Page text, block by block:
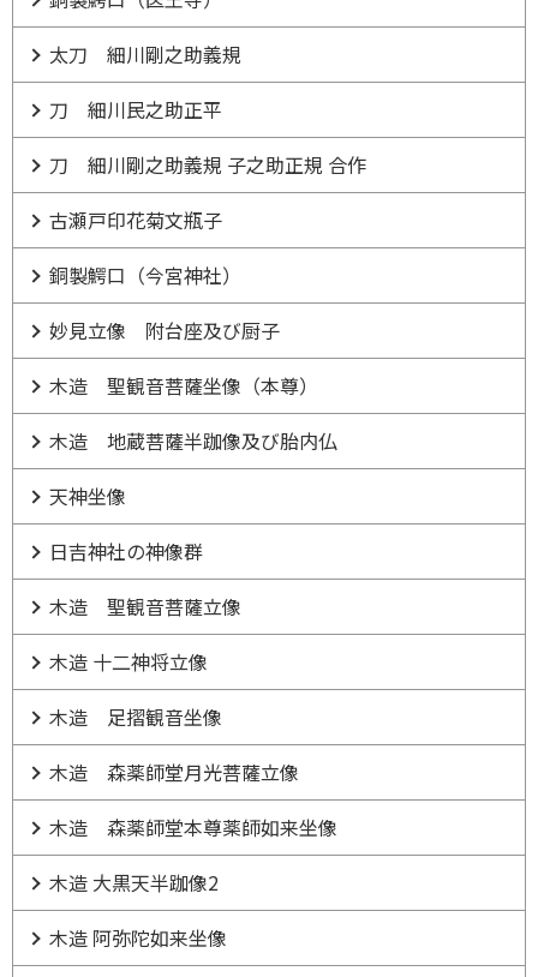
太刀 細川剛之助義規
刀 細川民之助正平
刀 細川剛之助義規 子之助正規 合作
古瀬戸印花菊文瓶子
銅製鰐口（今宮神社）
妙見立像 附台座及び厨子
木造 聖観音菩薩坐像（本尊）
木造 地蔵菩薩半跏像及び胎内仏
天神坐像
日吉神社の神像群
木造 聖観音菩薩立像
木造 十二神将立像
木造 足摺観音坐像
木造 森薬師堂月光菩薩立像
木造 森薬師堂本尊薬師如来坐像
木造 大黒天半跏像2
木造 阿弥陀如来坐像